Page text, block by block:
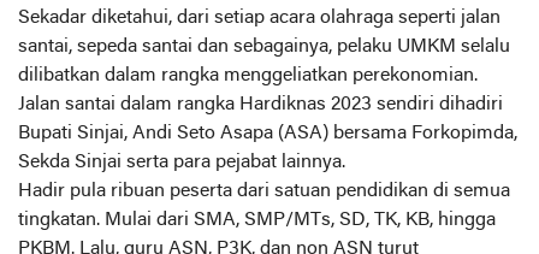
Sekadar diketahui, dari setiap acara olahraga seperti jalan
santai, sepeda santai dan sebagainya, pelaku UMKM selalu
dilibatkan dalam rangka menggeliatkan perekonomian.
Jalan santai dalam rangka Hardiknas 2023 sendiri dihadiri
Bupati Sinjai, Andi Seto Asapa (ASA) bersama Forkopimda,
Sekda Sinjai serta para pejabat lainnya.
Hadir pula ribuan peserta dari satuan pendidikan di semua
tingkatan. Mulai dari SMA, SMP/MTs, SD, TK, KB, hingga
PKBM. Lalu, guru ASN, P3K, dan non ASN turut